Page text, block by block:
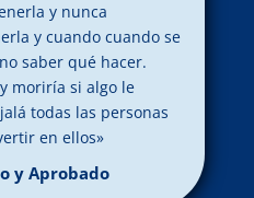
y nunca
y cuando cuando se
saber qué hacer.
y moriría si algo le
todas las personas
en ellos»
y Aprobado